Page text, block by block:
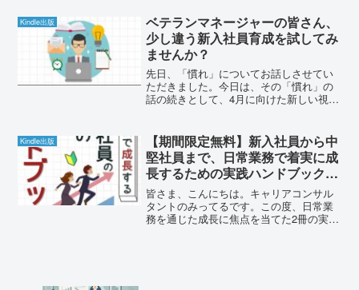
進むための具体的な方法についてお話し
したいと思います。棚卸...
Kindle出版
ベテランマネージャーの皆さん、
少し違う新入社員育成を試してみ
ませんか？
先日、「慣れ」についてお話しさせてい
ただきました。今日は、その「慣れ」の
話の続きとして、4月に向けた新しい視点
準備か。去年の資料を更新して…」 「例
年通りの指導計画で問...
Kindle出版
【期間限定無料】新入社員から中
堅社員まで、日常業務で着実に成
長するための実践ハンドブック2
冊を同時キャンペーン開始
皆さま、こんにちは。キャリアコンサル
タントのみってるです。この度、日常業
務を通じた成長に焦点を当てた2冊の実践